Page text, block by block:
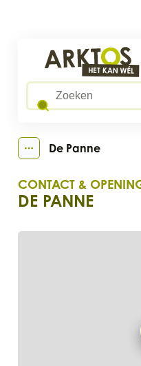
Arktos
Wat zoek je?
Toon alle
De Panne
CONTACT &
DE PANNE
CONTACT